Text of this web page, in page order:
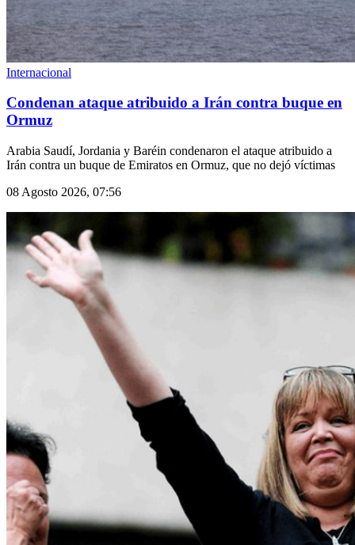
Internacional
Condenan ataque atribuido a Irán contra buque en
Ormuz
Arabia Saudí, Jordania y Baréin condenaron el ataque atribuido a
Irán contra un buque de Emiratos en Ormuz, que no dejó víctimas
08 Agosto 2026, 07:56